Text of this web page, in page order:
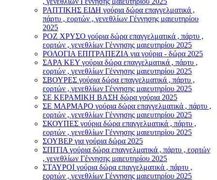
ΡΑΠΤΙΚΗΣ ΕΙΔΗ γούρια δώρα επαγγελματικά ,
πάρτυ , εορτών , γενεθλίων Γέννησης μαιευτηρίου
2025
ΡΟΖ ΧΡΥΣΟ γούρια δώρα επαγγελματικά , πάρτυ ,
εορτών , γενεθλίων Γέννησης μαιευτηρίου 2025
ΡΟΛΟΓΙΑ ΕΠΙΤΡΑΠΕΖΙΑ για γούρια - δώρα 2025
ΣΑΡΑ ΚΕΥ γούρια δώρα επαγγελματικά , πάρτυ ,
εορτών , γενεθλίων Γέννησης μαιευτηρίου 2025
ΣΒΟΥΡΕΣ γούρια δώρα επαγγελματικά , πάρτυ ,
εορτών , γενεθλίων Γέννησης μαιευτηρίου 2025
ΣΕ ΚΕΡΑΜΙΚΗ ΒΑΣΗ δώρα γούρια 2025
ΣΕ ΜΑΡΜΑΡΟ γούρια δώρα επαγγελματικά , πάρτυ ,
εορτών , γενεθλίων Γέννησης μαιευτηρίου 2025
ΣΚΟΥΠΕΣ γούρια δώρα επαγγελματικά , πάρτυ ,
εορτών , γενεθλίων Γέννησης μαιευτηρίου 2025
ΣΟΥΒΕΡ για γούρια δώρα 2025
ΣΠΙΤΙΑ γούρια δώρα επαγγελματικά , πάρτυ , εορτών
, γενεθλίων Γέννησης μαιευτηρίου 2025
ΣΤΑΥΡΟI γούρια δώρα επαγγελματικά , πάρτυ ,
εορτών , γενεθλίων Γέννησης μαιευτηρίου 2025